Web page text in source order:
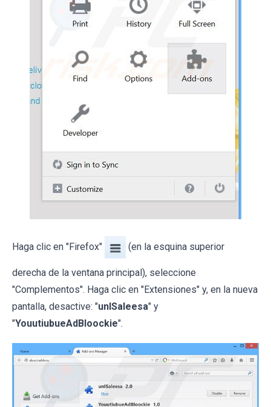
Haga clic en "Firefox" (en la esquina superior
derecha de la ventana principal), seleccione
"Complementos". Haga clic en "Extensiones" y, en la nueva
pantalla, desactive: "unISaleesa" y
"YouutiubueAdBloockie".